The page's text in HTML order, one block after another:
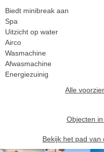
Biedt minibreak aan
Spa
Uitzicht op water
Airco
Wasmachine
Afwasmachine
Energiezuinig
Alle
Objecten
Bekijk het pad